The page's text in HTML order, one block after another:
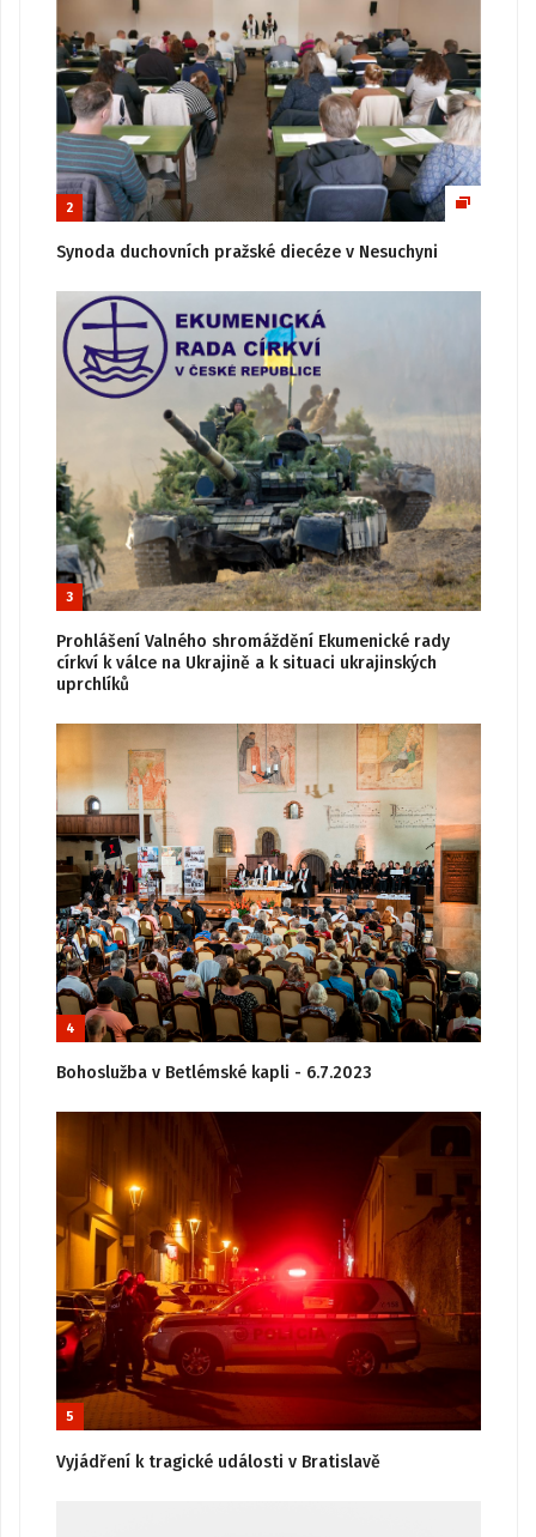
2
Synoda duchovních pražské diecéze v Nesuchyni
3
Prohlášení Valného shromáždění Ekumenické rady
církví k válce na Ukrajině a k situaci ukrajinských
uprchlíků
4
Bohoslužba v Betlémské kapli - 6.7.2023
5
Vyjádření k tragické události v Bratislavě